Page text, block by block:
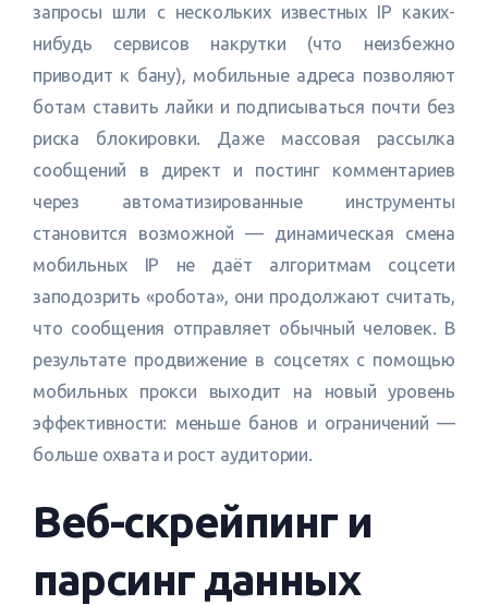
запросы шли с нескольких известных IP каких-
нибудь сервисов накрутки (что неизбежно
приводит к бану), мобильные адреса позволяют
ботам ставить лайки и подписываться почти без
риска блокировки. Даже массовая рассылка
сообщений в директ и постинг комментариев
через автоматизированные инструменты
становится возможной — динамическая смена
мобильных IP не даёт алгоритмам соцсети
заподозрить «робота», они продолжают считать,
что сообщения отправляет обычный человек. В
результате продвижение в соцсетях с помощью
мобильных прокси выходит на новый уровень
эффективности: меньше банов и ограничений —
больше охвата и рост аудитории.
Веб-скрейпинг и
парсинг данных